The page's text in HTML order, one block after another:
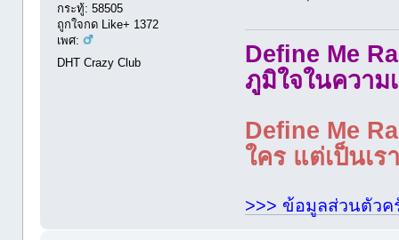
กระทู้: 58505
ถูกใจกด Like+ 1372
เพศ:
DHT Crazy Club
Define Me
ภูมิใจในความ
Define Me
ใคร แต่เป็นเ
>>> ข้อมูลส่วนตัวค